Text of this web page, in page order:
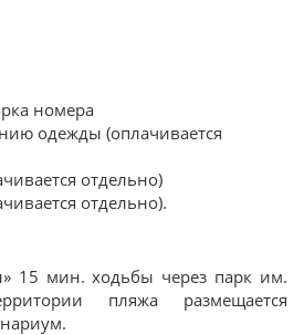
номера
одежды (оплачивается
отдельно)
отдельно).
15 мин. ходьбы через парк им.
пляжа размещается